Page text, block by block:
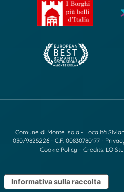
Comune di Monte Isola - Località
030/9825226 - C.F. 00830780177 -
Cookie Policy - Credits: LO
Informativa sulla raccolta